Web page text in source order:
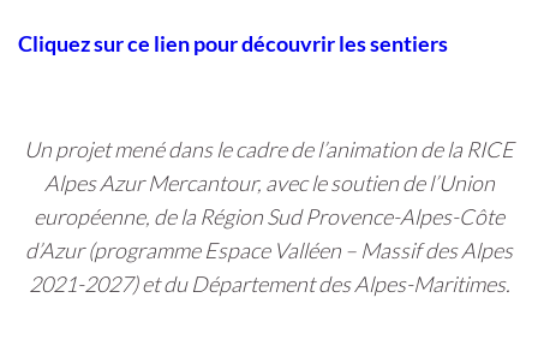
Cliquez sur ce lien pour découvrir les sentiers
Un projet mené dans le cadre de l’animation de la RICE
Alpes Azur Mercantour, avec le soutien de l’Union
européenne, de la Région Sud Provence-Alpes-Côte
d’Azur (programme Espace Valléen – Massif des Alpes
2021-2027) et du Département des Alpes-Maritimes.